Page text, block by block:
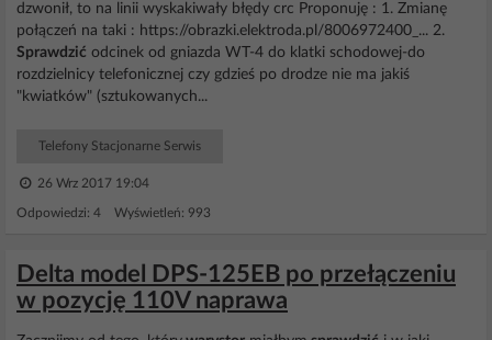
dzwonił, to na linii wyskakiwały błędy crc Proponuję : 1. Zmianę
połączeń na taki : https://obrazki.elektroda.pl/8006972400_... 2.
Sprawdzić odcinek od gniazda WT-4 do klatki schodowej-do
rozdzielnicy telefonicznej czy gdzieś po drodze nie ma jakiś
"kwiatków" (sztukowanych...
Telefony Stacjonarne Serwis
26 Wrz 2017 19:04
Odpowiedzi: 4 Wyświetleń: 993
Delta model DPS-125EB po przełączeniu
w pozycję 110V naprawa